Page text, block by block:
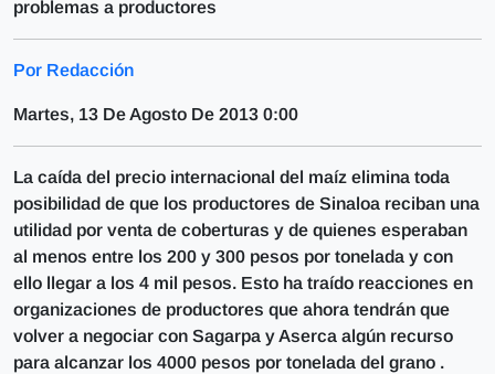
Por Redacción
Martes, 13 De Agosto De 2013 0:00
La caída del precio internacional del maíz elimina toda
posibilidad de que los productores de Sinaloa reciban una
utilidad por venta de coberturas y de quienes esperaban
al menos entre los 200 y 300 pesos por tonelada y con
ello llegar a los 4 mil pesos. Esto ha traído reacciones en
organizaciones de productores que ahora tendrán que
volver a negociar con Sagarpa y Aserca algún recurso
para alcanzar los 4000 pesos por tonelada del grano .